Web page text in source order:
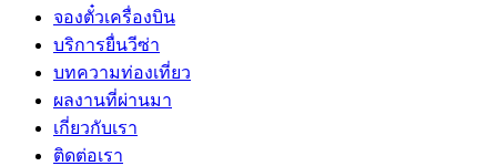
จองตั๋วเครื่องบิน
บริการยื่นวีซ่า
บทความท่องเที่ยว
ผลงานที่ผ่านมา
เกี่ยวกับเรา
ติดต่อเรา